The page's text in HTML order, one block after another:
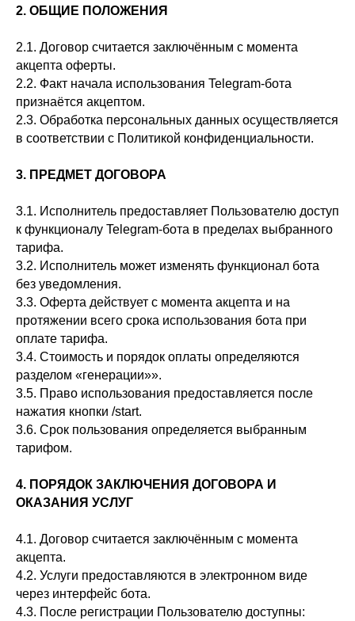
2. ОБЩИЕ ПОЛОЖЕНИЯ
2.1. Договор считается заключённым с момента
акцепта оферты.
2.2. Факт начала использования Telegram-бота
признаётся акцептом.
2.3. Обработка персональных данных осуществляется
в соответствии с Политикой конфиденциальности.
3. ПРЕДМЕТ ДОГОВОРА
3.1. Исполнитель предоставляет Пользователю доступ
к функционалу Telegram-бота в пределах выбранного
тарифа.
3.2. Исполнитель может изменять функционал бота
без уведомления.
3.3. Оферта действует с момента акцепта и на
протяжении всего срока использования бота при
оплате тарифа.
3.4. Стоимость и порядок оплаты определяются
разделом «генерации»».
3.5. Право использования предоставляется после
нажатия кнопки /start.
3.6. Срок пользования определяется выбранным
тарифом.
4. ПОРЯДОК ЗАКЛЮЧЕНИЯ ДОГОВОРА И
ОКАЗАНИЯ УСЛУГ
4.1. Договор считается заключённым с момента
акцепта.
4.2. Услуги предоставляются в электронном виде
через интерфейс бота.
4.3. После регистрации Пользователю доступны: